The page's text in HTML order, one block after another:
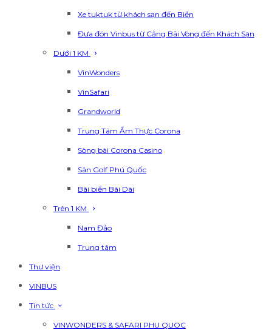
Xe tuktuk từ khách sạn đến Biển
Đưa đón Vinbus từ Cảng Bãi Vòng đến Khách Sạn
Dưới 1 KM
VinWonders
VinSafari
Grandworld
Trung Tâm Ẩm Thực Corona
Sòng bài Corona Casino
Sân Golf Phú Quốc
Bãi biển Bãi Dài
Trên 1 KM
Nam Đảo
Trung tâm
Thư viện
VINBUS
Tin tức
VINWONDERS & SAFARI PHU QUOC